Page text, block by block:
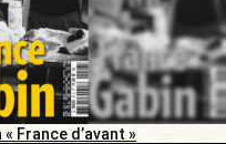
France d’avant »